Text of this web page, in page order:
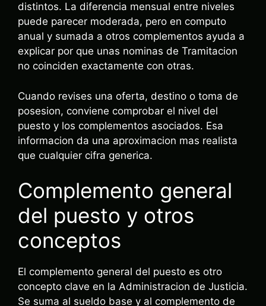
distintos. La diferencia mensual entre niveles
puede parecer moderada, pero en computo
anual y sumada a otros complementos ayuda a
explicar por que unas nominas de Tramitacion
no coinciden exactamente con otras.
Cuando revises una oferta, destino o toma de
posesion, conviene comprobar el nivel del
puesto y los complementos asociados. Esa
informacion da una aproximacion mas realista
que cualquier cifra generica.
Complemento general
del puesto y otros
conceptos
El complemento general del puesto es otro
concepto clave en la Administracion de Justicia.
Se suma al sueldo base y al complemento de